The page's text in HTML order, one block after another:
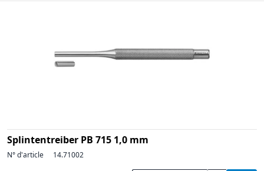
Splintentreiber PB 715 1,0 mm
N° d'article 14.71002